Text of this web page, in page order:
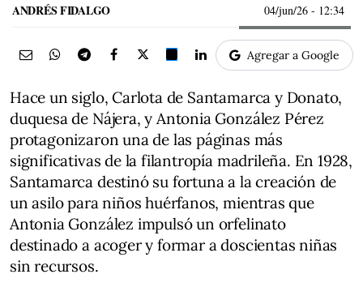
ANDRÉS FIDALGO 04/jun/26 - 12:34
Agregar a Google
Hace un siglo, Carlota de Santamarca y Donato,
duquesa de Nájera, y Antonia González Pérez
protagonizaron una de las páginas más
significativas de la filantropía madrileña. En 1928,
Santamarca destinó su fortuna a la creación de
un asilo para niños huérfanos, mientras que
Antonia González impulsó un orfelinato
destinado a acoger y formar a doscientas niñas
sin recursos.